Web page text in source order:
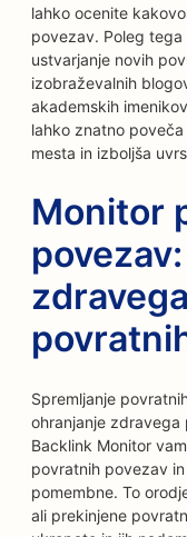
lahko ocenite
povezav. Poleg
ustvarjanje novih
izobraževalnih
akademskih
lahko znatno
mesta in izboljša
Monitor
Spremljanje
ohranjanje
Backlink Monitor
povratnih povezav
pomembne. To
ali prekinjene